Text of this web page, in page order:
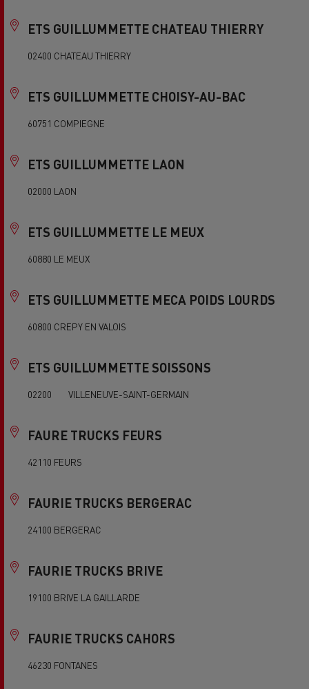
ETS GUILLUMMETTE CHATEAU THIERRY
02400 CHATEAU THIERRY
ETS GUILLUMMETTE CHOISY-AU-BAC
60751 COMPIEGNE
ETS GUILLUMMETTE LAON
02000 LAON
ETS GUILLUMMETTE LE MEUX
60880 LE MEUX
ETS GUILLUMMETTE MECA POIDS LOURDS
60800 CREPY EN VALOIS
ETS GUILLUMMETTE SOISSONS
02200 VILLENEUVE-SAINT-GERMAIN
FAURE TRUCKS FEURS
42110 FEURS
FAURIE TRUCKS BERGERAC
24100 BERGERAC
FAURIE TRUCKS BRIVE
19100 BRIVE LA GAILLARDE
FAURIE TRUCKS CAHORS
46230 FONTANES